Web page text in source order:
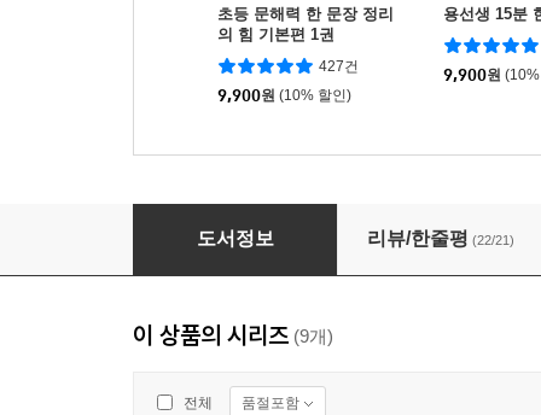
초등 문해력 한 문장 정리
의 힘 기본편 1권
427건
9,900원 (10% 할인)
용선생 15분
9,900원
달곰한 문해력 초등 독해 6단계 B (5,6학년)
도서정보 리뷰/한줄평 (22/21)
이 상품의 시리즈 (9개)
전체 품절포함